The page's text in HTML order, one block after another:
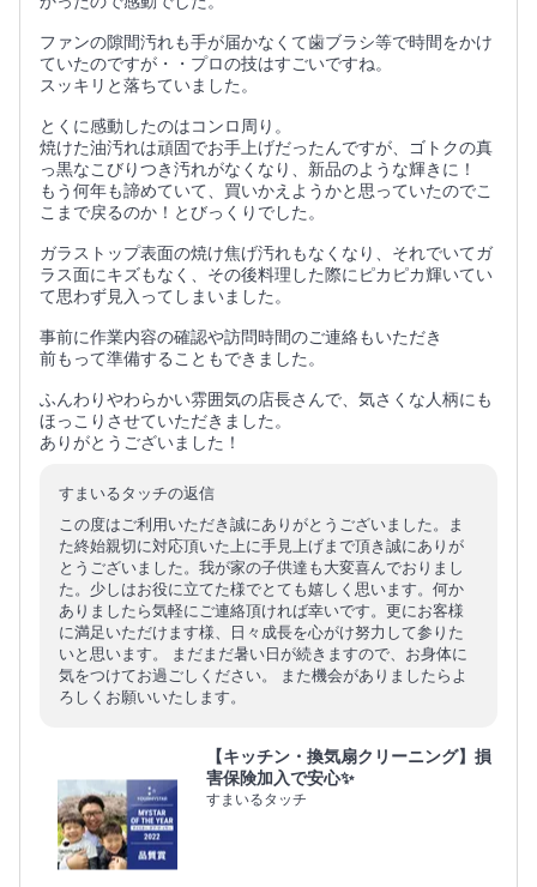
ファンの隙間汚れも手が届かなくて歯ブラシ等で時間をかけ
ていたのですが・・プロの技はすごいですね。
スッキリと落ちていました。
とくに感動したのはコンロ周り。
焼けた油汚れは頑固でお手上げだったんですが、ゴトクの真
っ黒なこびりつき汚れがなくなり、新品のような輝きに！
もう何年も諦めていて、買いかえようかと思っていたのでこ
こまで戻るのか！とびっくりでした。
ガラストップ表面の焼け焦げ汚れもなくなり、それでいてガ
ラス面にキズもなく、その後料理した際にピカピカ輝いてい
て思わず見入ってしまいました。
事前に作業内容の確認や訪問時間のご連絡もいただき
前もって準備することもできました。
ふんわりやわらかい雰囲気の店長さんで、気さくな人柄にも
ほっこりさせていただきました。
ありがとうございました！
すまいるタッチの返信
この度はご利用いただき誠にありがとうございました。ま
た終始親切に対応頂いた上に手見上げまで頂き誠にありが
とうございました。我が家の子供達も大変喜んでおりまし
た。少しはお役に立てた様でとても嬉しく思います。何か
ありましたら気軽にご連絡頂ければ幸いです。更にお客様
に満足いただけます様、日々成長を心がけ努力して参りた
いと思います。 まだまだ暑い日が続きますので、お身体に
気をつけてお過ごしください。 また機会がありましたらよ
ろしくお願いいたします。
【キッチン・換気扇クリーニング】損
害保険加入で安心✨
すまいるタッチ